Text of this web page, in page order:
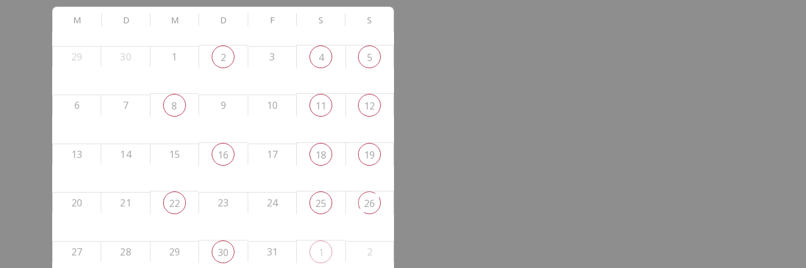
M D M D F S S
29 30 1 2 3 4 5
6 7 8 9 10 11 12
13 14 15 16 17 18 19
20 21 22 23 24 25 26
27 28 29 30 31 1 2